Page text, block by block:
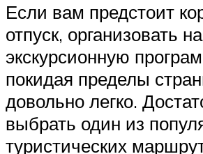
Если вам предстоит
отпуск, организовать
экскурсионную
покидая пределы
довольно легко.
выбрать один из
туристических